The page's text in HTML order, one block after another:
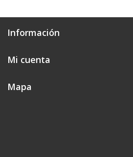
Información
Mi cuenta
Mapa